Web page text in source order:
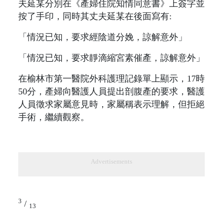
夫延某分別在《產婦住院知情同意書》上簽字並
按了手印，同時其丈夫延某在後面寫有:
「情況已知，要求經陰道分娩，諒解意外」
「情況已知，要求靜滴縮宮素催產，諒解意外」
在榆林市第一醫院外科護理記錄單上顯示，17時
50分，產婦向醫護人員提出剖腹產的要求，醫護
人員徵求家屬意見時，家屬稱表示理解，但拒絕
手術，繼續觀察。
Advertisements
3 / 13